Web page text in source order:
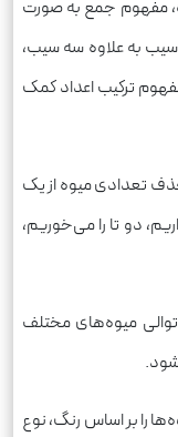
مفهوم جمع به صورت
به علاوه سه سیب،
ترکیب اعداد کمک
تعدادی میوه از یک
دو تا را می‌خوریم،
توالی میوه‌های مختلف
را بر اساس رنگ، نوع